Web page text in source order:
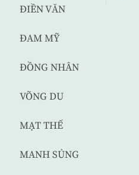
ĐIỀN VĂN
ĐAM MỸ
ĐỒNG NHÂN
VÕNG DU
MẠT THẾ
MANH SỦNG